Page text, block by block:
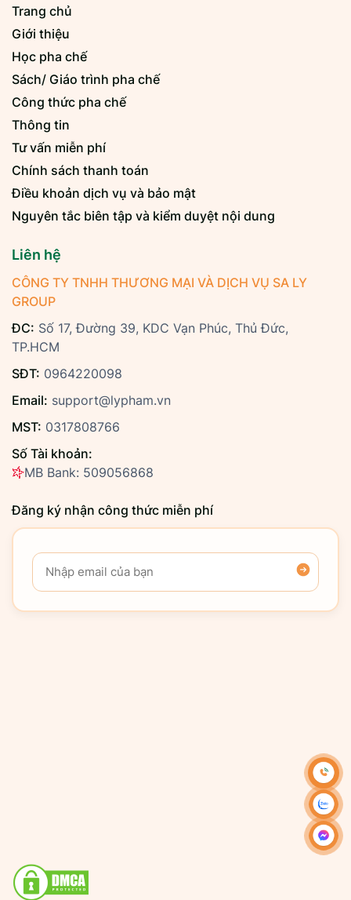
Trang chủ
Giới thiệu
Học pha chế
Sách/ Giáo trình pha chế
Công thức pha chế
Thông tin
Tư vấn miễn phí
Chính sách thanh toán
Điều khoản dịch vụ và bảo mật
Nguyên tắc biên tập và kiểm duyệt nội dung
Liên hệ
CÔNG TY TNHH THƯƠNG MẠI VÀ DỊCH VỤ SA LY
GROUP
ĐC: Số 17, Đường 39, KDC Vạn Phúc, Thủ Đức,
TP.HCM
SĐT: 0964220098
Email: support@lypham.vn
MST: 0317808766
Số Tài khoản:
MB Bank: 509056868
Đăng ký nhận công thức miễn phí